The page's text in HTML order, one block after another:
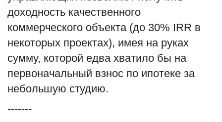
доходность качественного
коммерческого объекта (до 30% IRR в
некоторых проектах), имея на руках
сумму, которой едва хватило бы на
первоначальный взнос по ипотеке за
небольшую студию.
-------